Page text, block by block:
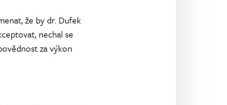
že by dr. Dufek
nechal se
za výkon